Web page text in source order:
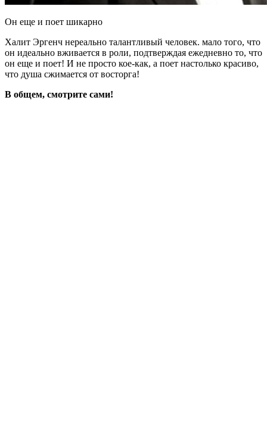
Он еще и поет шикарно
Халит Эргенч нереально талантливый человек. мало того, что
он идеально вживается в роли, подтверждая ежедневно то, что
он еще и поет! И не просто кое-как, а поет настолько красиво,
что душа сжимается от восторга!
В общем, смотрите сами!